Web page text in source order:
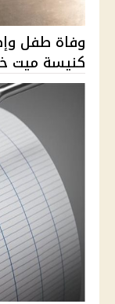
كنيسة ميت